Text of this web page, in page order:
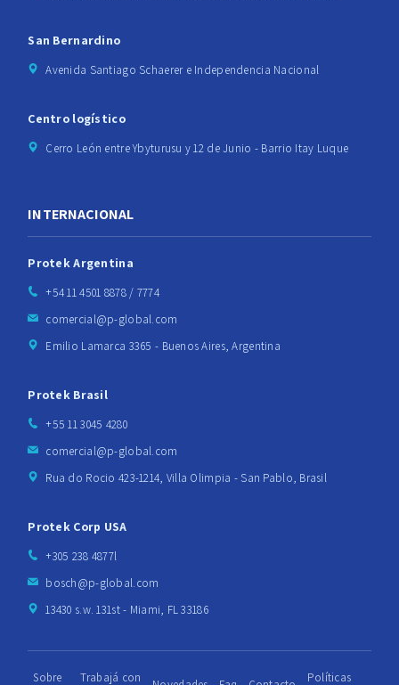
San Bernardino
Avenida Santiago Schaerer e Independencia Nacional
Centro logístico
Cerro León entre Ybyturusu y 12 de Junio - Barrio Itay Luque
INTERNACIONAL
Protek Argentina
+54 11 4501 8878 / 7774
comercial@p-global.com
Emilio Lamarca 3365 - Buenos Aires, Argentina
Protek Brasil
+55 11 3045 4280
comercial@p-global.com
Rua do Rocio 423-1214, Villa Olimpia - San Pablo, Brasil
Protek Corp USA
+305 238 4877l
bosch@p-global.com
13430 s.w. 131st - Miami, FL 33186
Sobre
Trabajá con
Políticas